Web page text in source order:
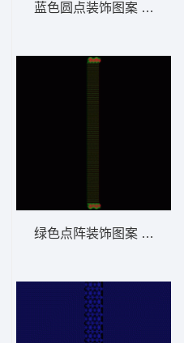
蓝色圆点装饰图案 窗帘
绿色点阵装饰图案 窗帘